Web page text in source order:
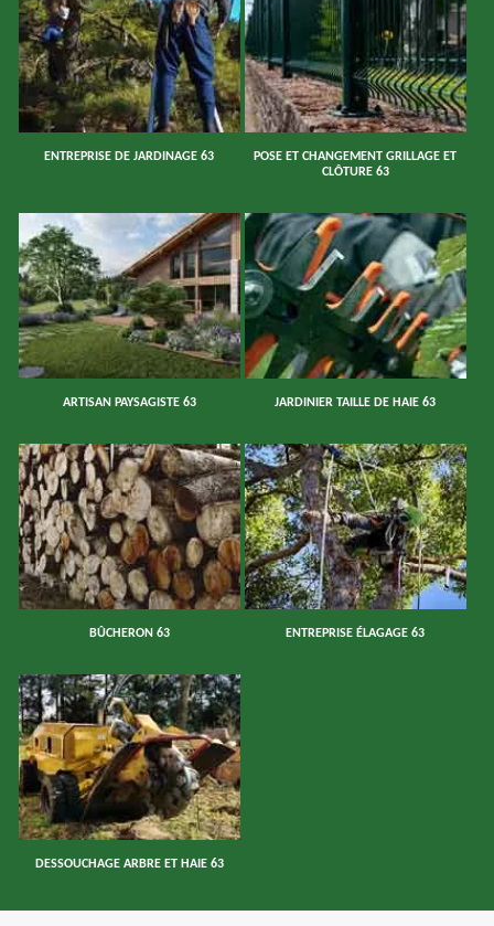
ENTREPRISE DE JARDINAGE 63
POSE ET CHANGEMENT GRILLAGE ET
CLÔTURE 63
ARTISAN PAYSAGISTE 63 JARDINIER TAILLE DE HAIE 63
BÛCHERON 63 ENTREPRISE ÉLAGAGE 63
DESSOUCHAGE ARBRE ET HAIE 63